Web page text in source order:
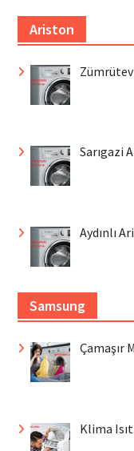
Ariston
Sarıgazi
Aydınlı
Samsung
Çamaşır
Klima